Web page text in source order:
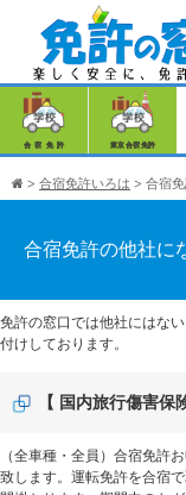
合宿免許 東京合宿免許
> 合宿免許いろは > 合宿
合宿免許の他社に
免許の窓口では他社にはな
付けしております。
【 国内旅行傷害保
（全車種・全員）合宿免許
致します。運転免許を合宿